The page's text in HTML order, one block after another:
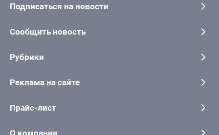
Подписаться на новости
Сообщить новость
Рубрики
Реклама на сайте
Прайс-лист
О компании